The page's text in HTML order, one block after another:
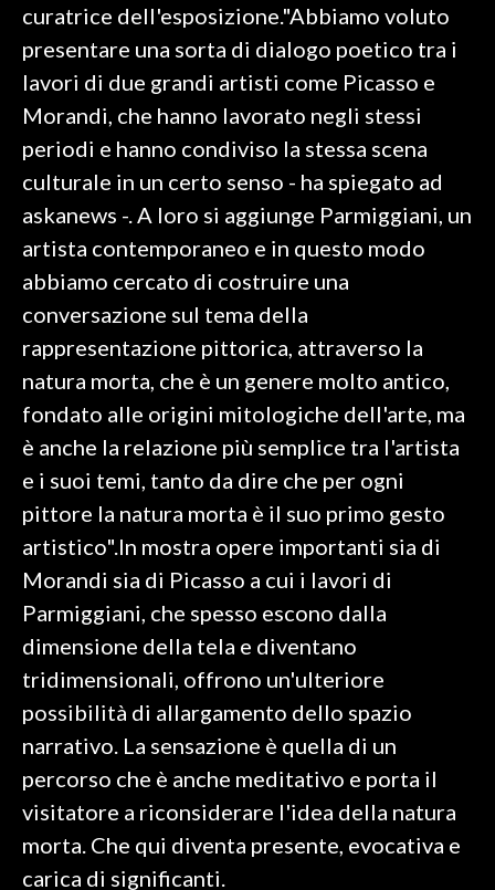
SARDEGNA TURISMO
SARDI NEL MONDO
NOTIZIE
EVENTI
3 MINUTI CON
INFO AZIENDE
SPIAGGE
curatrice dell'esposizione."Abbiamo voluto
presentare una sorta di dialogo poetico tra i
lavori di due grandi artisti come Picasso e
Morandi, che hanno lavorato negli stessi
periodi e hanno condiviso la stessa scena
culturale in un certo senso - ha spiegato ad
askanews -. A loro si aggiunge Parmiggiani, un
artista contemporaneo e in questo modo
abbiamo cercato di costruire una
conversazione sul tema della
rappresentazione pittorica, attraverso la
natura morta, che è un genere molto antico,
fondato alle origini mitologiche dell'arte, ma
è anche la relazione più semplice tra l'artista
e i suoi temi, tanto da dire che per ogni
pittore la natura morta è il suo primo gesto
artistico".In mostra opere importanti sia di
Morandi sia di Picasso a cui i lavori di
Parmiggiani, che spesso escono dalla
dimensione della tela e diventano
tridimensionali, offrono un'ulteriore
possibilità di allargamento dello spazio
narrativo. La sensazione è quella di un
percorso che è anche meditativo e porta il
visitatore a riconsiderare l'idea della natura
morta. Che qui diventa presente, evocativa e
carica di significanti.